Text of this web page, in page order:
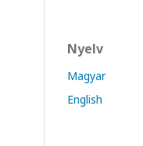
Nyelv
Magyar
English